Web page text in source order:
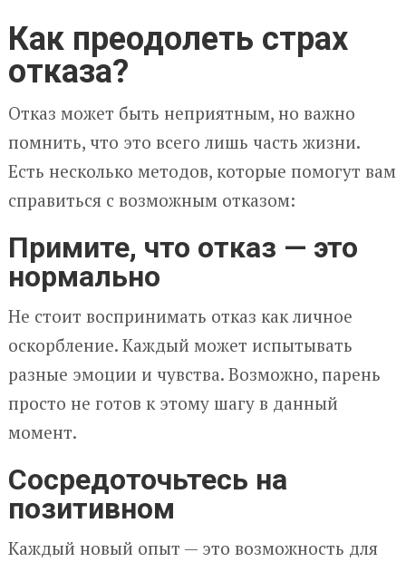
Как преодолеть страх
отказа?
Отказ может быть неприятным, но важно
помнить, что это всего лишь часть жизни.
Есть несколько методов, которые помогут вам
справиться с возможным отказом:
Примите, что отказ — это
нормально
Не стоит воспринимать отказ как личное
оскорбление. Каждый может испытывать
разные эмоции и чувства. Возможно, парень
просто не готов к этому шагу в данный
момент.
Сосредоточьтесь на
позитивном
Каждый новый опыт — это возможность для